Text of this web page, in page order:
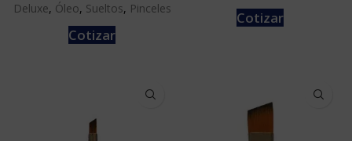
Deluxe, Óleo, Sueltos, Pinceles
Cotizar
Cotizar